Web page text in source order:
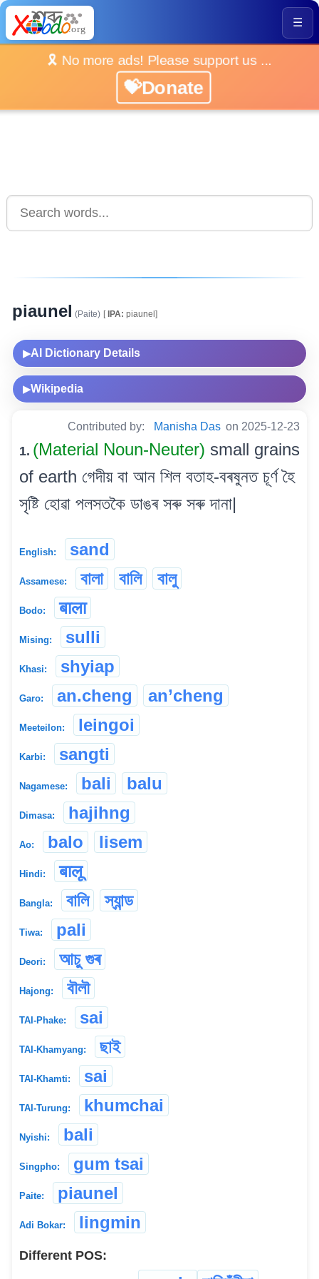
☰
🎗️ No more ads! Please support us ...
💝Donate
piaunel (Paite) [IPA: piaunel]
▶AI Dictionary Details
▶Wikipedia
Contributed by: Manisha Das on 2025-12-23
1. (Material Noun-Neuter) small grains
of earth গেদীয় বা আন শিল বতাহ-বৰষুনত চূৰ্ণ হৈ
সৃষ্টি হোৱা পলসতকৈ ডাঙৰ সৰু সৰু দানা|
English: sand
Assamese: বালা বালি বালু
Bodo: बाला
Mising: sulli
Khasi: shyiap
Garo: an.cheng an’cheng
Meeteilon: leingoi
Karbi: sangti
Nagamese: bali balu
Dimasa: hajihng
Ao: balo lisem
Hindi: बालू
Bangla: বালি স্যান্ড
Tiwa: pali
Deori: আচু গুৰ
Hajong: বৗলৗ
TAI-Phake: sai
TAI-Khamyang: ছাই
TAI-Khamti: sai
TAI-Turung: khumchai
Nyishi: bali
Singpho: gum tsai
Paite: piaunel
Adi Bokar: lingmin
Different POS: